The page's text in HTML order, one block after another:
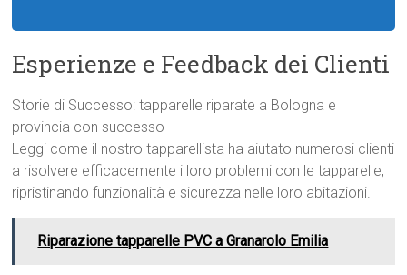
Esperienze e Feedback dei Clienti
Storie di Successo: tapparelle riparate a Bologna e
provincia con successo
Leggi come il nostro tapparellista ha aiutato numerosi clienti
a risolvere efficacemente i loro problemi con le tapparelle,
ripristinando funzionalità e sicurezza nelle loro abitazioni.
Riparazione tapparelle PVC a Granarolo Emilia